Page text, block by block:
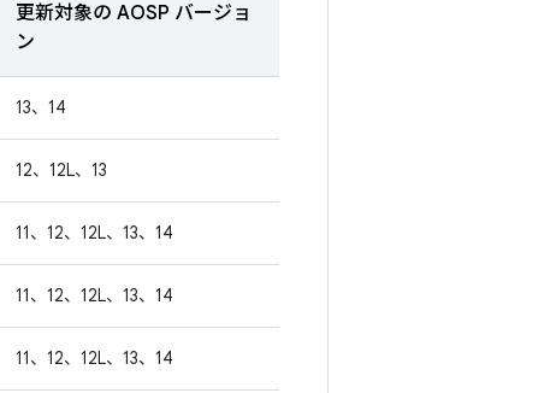
更新対象の AOSP バージョ
ン
13、14
12、12L、13
11、12、12L、13、14
11、12、12L、13、14
11、12、12L、13、14